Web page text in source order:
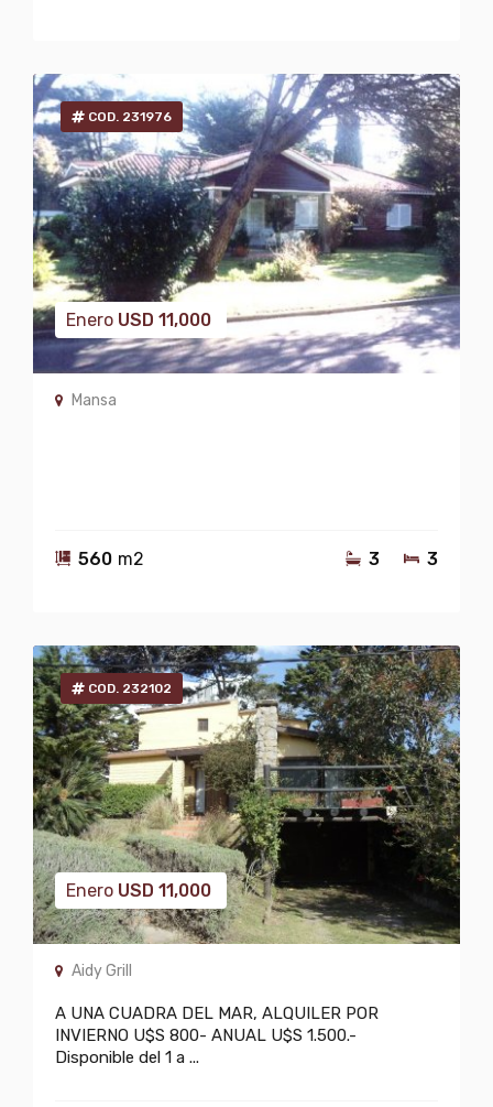
COD. 231976
Enero USD 11,000
Mansa
560 m2 3
3
COD. 232102
Enero USD 11,000
Aidy Grill
A UNA CUADRA DEL MAR, ALQUILER POR
INVIERNO U$S 800- ANUAL U$S 1.500.-
Disponible del 1 a ...